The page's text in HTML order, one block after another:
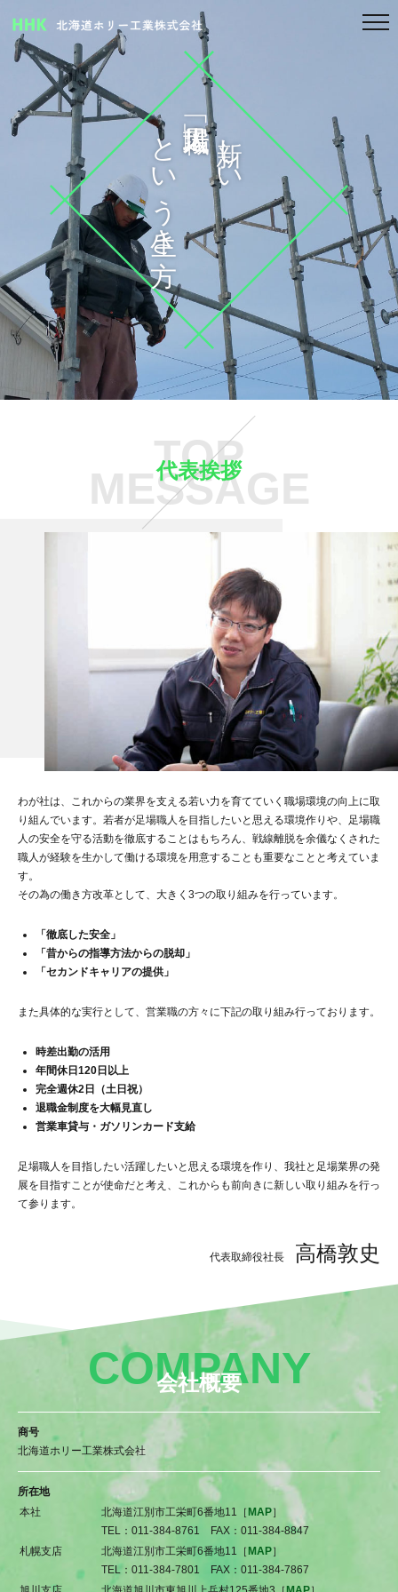
新しい
という生き方
代表挨拶
TOP
MESSAGE
わが社は、これからの業界を支える若い力を育てていく職場環境の向上に取
り組んでいます。若者が足場職人を目指したいと思える環境作りや、足場職
人の安全を守る活動を徹底することはもちろん、戦線離脱を余儀なくされた
職人が経験を生かして働ける環境を用意することも重要なことと考えていま
す。
その為の働き方改革として、大きく3つの取り組みを行っています。
「徹底した安全」
「昔からの指導方法からの脱却」
「セカンドキャリアの提供」
また具体的な実行として、営業職の方々に下記の取り組み行っております。
時差出勤の活用
年間休日120日以上
完全週休2日（土日祝）
退職金制度を大幅見直し
営業車貸与・ガソリンカード支給
足場職人を目指したい活躍したいと思える環境を作り、我社と足場業界の発
展を目指すことが使命だと考え、これからも前向きに新しい取り組みを行っ
て参ります。
代表取締役社長 高橋敦史
会社概要
COMPANY
商号
北海道ホリー工業株式会社
所在地
本社
北海道江別市工栄町6番地11［MAP］
TEL：011-384-8761 FAX：011-384-8847
札幌支店
北海道江別市工栄町6番地11［MAP］
TEL：011-384-7801 FAX：011-384-7867